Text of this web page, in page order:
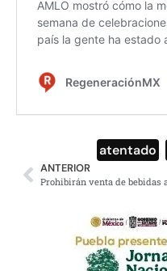
atentado
ANTERIOR